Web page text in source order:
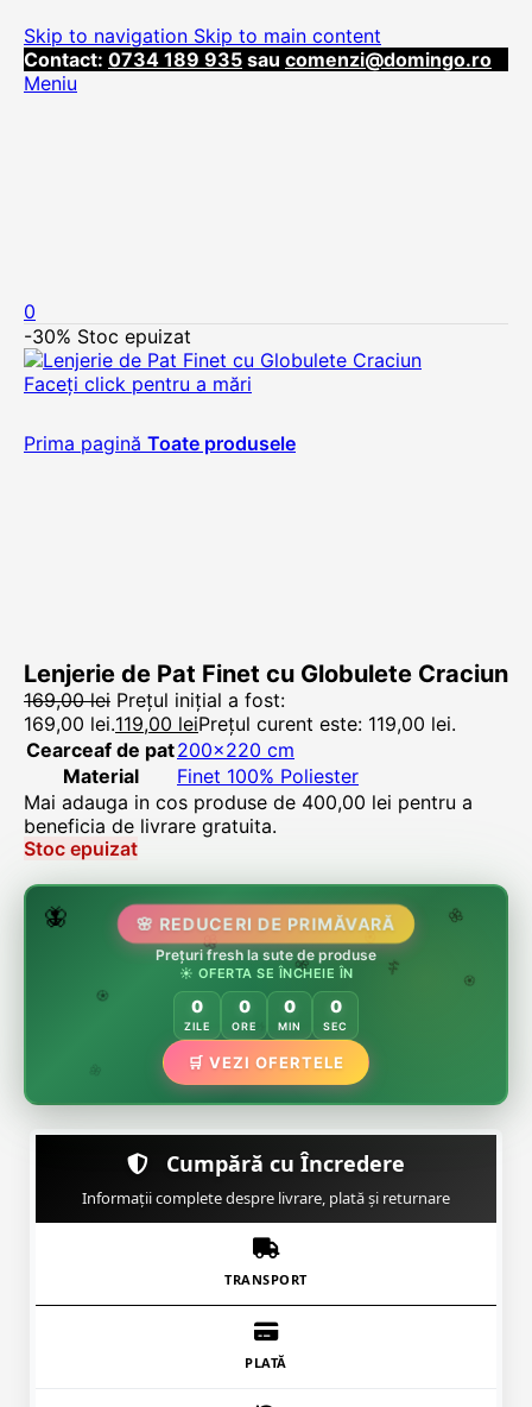
Skip to navigation Skip to main content
Contact: 0734 189 935 sau comenzi@domingo.ro
Meniu
0
-30% Stoc epuizat
Faceți click pentru a mări
Prima pagină Toate produsele
Lenjerie de Pat Finet cu Globulete Craciun
169,00lei Prețul inițial a fost:
169,00 lei.119,00 leiPrețul curent este: 119,00 lei.
Cearceaf de pat200×220 cm
Material
Finet 100% Poliester
Mai adauga in cos produse de 400,00 lei pentru a
beneficia de livrare gratuita.
Stoc epuizat
🌸
🌸
🌿
🌸
🏵️
🌷
🦋 🌸 REDUCERI DE PRIMĂVARĂ
Prețuri fresh la sute de produse
☀️ OFERTA SE ÎNCHEIE ÎN
0
ZILE
0
ORE
0
MIN
0
SEC
🛒 VEZI OFERTELE
Cumpără cu Încredere
Informații complete despre livrare, plată și returnare
TRANSPORT
PLATĂ